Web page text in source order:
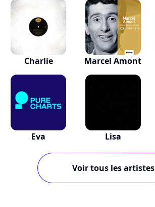
Charlie Marcel Amont
Eva Lisa
Voir tous les artistes